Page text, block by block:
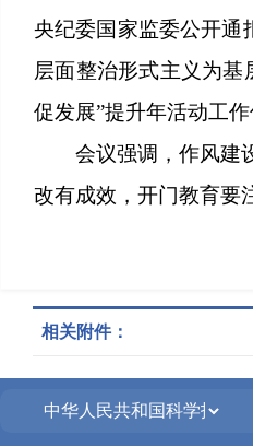
央纪委国家监委公开通
层面整治形式主义为
促发展”提升年活动工作
会议强调，作风建
改有成效，开门教育要
相关附件：